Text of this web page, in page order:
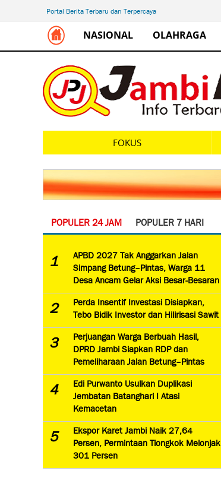
Portal Berita Terbaru dan Terpercaya
NASIONAL OLAHRAGA
FOKUS
POPULER 24 JAM POPULER 7 HARI
1
APBD 2027 Tak Anggarkan Jalan
Simpang Betung–Pintas, Warga 11
Desa Ancam Gelar Aksi Besar-Besaran
2
Perda Insentif Investasi Disiapkan,
Tebo Bidik Investor dan Hilirisasi Sawit
3
Perjuangan Warga Berbuah Hasil,
DPRD Jambi Siapkan RDP dan
Pemeliharaan Jalan Betung–Pintas
4
Edi Purwanto Usulkan Duplikasi
Jembatan Batanghari I Atasi
Kemacetan
5
Ekspor Karet Jambi Naik 27,64
Persen, Permintaan Tiongkok Melonjak
301 Persen